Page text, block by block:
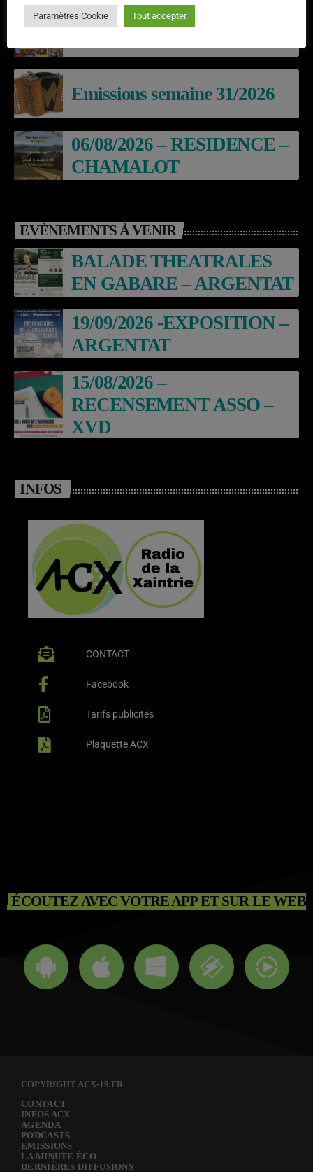
Laroq’En Fête
Emissions semaine 31/2026
06/08/2026 – RESIDENCE –
CHAMALOT
EVÈNEMENTS À VENIR
BALADE THEATRALES
EN GABARE – ARGENTAT
19/09/2026 -EXPOSITION –
ARGENTAT
15/08/2026 –
RECENSEMENT ASSO –
XVD
INFOS
CONTACT
Facebook
Tarifs publicités
Plaquette ACX
ÉCOUTEZ AVEC VOTRE APP ET SUR LE WEB
COPYRIGHT ACX-19.FR
CONTACT
INFOS ACX
AGENDA
PODCASTS
EMISSIONS
LA MINUTE ÉCO
DERNIÈRES DIFFUSIONS
Paramètres Cookie Tout accepter